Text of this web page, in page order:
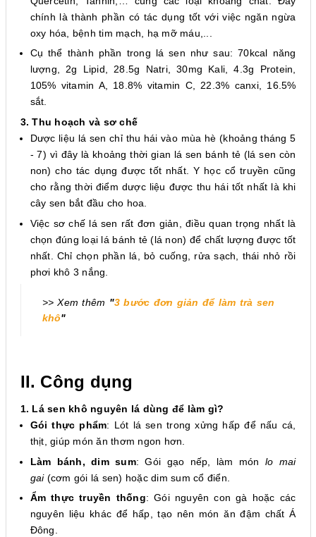
chính là thành phần có tác dụng tốt với việc ngăn ngừa
oxy hóa, bệnh tim mạch, hạ mỡ máu,...
Cụ thể thành phần trong lá sen như sau: 70kcal năng
lượng, 2g Lipid, 28.5g Natri, 30mg Kali, 4.3g Protein,
105% vitamin A, 18.8% vitamin C, 22.3% canxi, 16.5%
sắt.
3. Thu hoạch và sơ chế
Dược liệu lá sen chỉ thu hái vào mùa hè (khoảng tháng 5
- 7) vì đây là khoảng thời gian lá sen bánh tẻ (lá sen còn
non) cho tác dụng được tốt nhất. Y học cổ truyền cũng
cho rằng thời điểm dược liệu được thu hái tốt nhất là khi
cây sen bắt đầu cho hoa.
Việc sơ chế lá sen rất đơn giản, điều quan trọng nhất là
chọn đúng loại lá bánh tẻ (lá non) để chất lượng được tốt
nhất. Chỉ chọn phần lá, bỏ cuống, rửa sạch, thái nhỏ rồi
phơi khô 3 nắng.
>> Xem thêm "3 bước đơn giản để làm trà sen
khô"
II. Công dụng
1. Lá sen khô nguyên lá dùng để làm gì?
Gói thực phẩm: Lót lá sen trong xửng hấp để nấu cá,
thịt, giúp món ăn thơm ngon hơn.
Làm bánh, dim sum: Gói gạo nếp, làm món lo mai
gai(cơm gói lá sen) hoặc dim sum cổ điển.
Ẩm thực truyền thống: Gói nguyên con gà hoặc các
nguyên liệu khác để hấp, tạo nên món ăn đậm chất Á
Đông.